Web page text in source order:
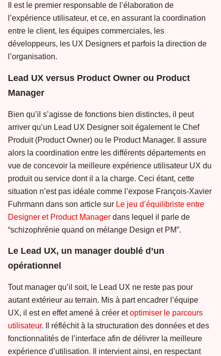
Il est le premier responsable de l’élaboration de
l’expérience utilisateur, et ce, en assurant la coordination
entre le client, les équipes commerciales, les
développeurs, les UX Designers et parfois la direction de
l’organisation.
Lead UX versus Product Owner ou Product
Manager
Bien qu’il s’agisse de fonctions bien distinctes, il peut
arriver qu’un Lead UX Designer soit également le Chef
Produit (Product Owner) ou le Product Manager. Il assure
alors la coordination entre les différents départements en
vue de concevoir la meilleure expérience utilisateur UX du
produit ou service dont il a la charge. Ceci étant, cette
situation n’est pas idéale comme l’expose François-Xavier
Fuhrmann dans son article sur Le jeu d’équilibriste entre
Designer et Product Manager dans lequel il parle de
“schizophrénie quand on mélange Design et PM”.
Le Lead UX, un manager doublé d’un
opérationnel
Tout manager qu’il soit, le Lead UX ne reste pas pour
autant extérieur au terrain. Mis à part encadrer l’équipe
UX, il est en effet amené à créer etoptimiser le parcours
utilisateur. Il réfléchit à la structuration des données et des
fonctionnalités de l’interface afin de délivrer la meilleure
expérience d’utilisation. Il intervient ainsi, en respectant